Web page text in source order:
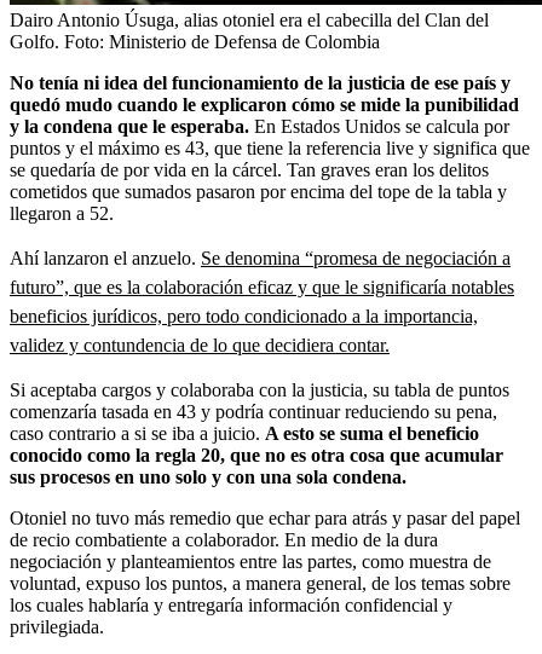
Dairo Antonio Úsuga, alias otoniel era el cabecilla del Clan del
Golfo. Foto: Ministerio de Defensa de Colombia
No tenía ni idea del funcionamiento de la justicia de ese país y
quedó mudo cuando le explicaron cómo se mide la punibilidad
y la condena que le esperaba. En Estados Unidos se calcula por
puntos y el máximo es 43, que tiene la referencia live y significa que
se quedaría de por vida en la cárcel. Tan graves eran los delitos
cometidos que sumados pasaron por encima del tope de la tabla y
llegaron a 52.
Ahí lanzaron el anzuelo. Se denomina “promesa de negociación a
futuro”, que es la colaboración eficaz y que le significaría notables
beneficios jurídicos, pero todo condicionado a la importancia,
validez y contundencia de lo que decidiera contar.
Si aceptaba cargos y colaboraba con la justicia, su tabla de puntos
comenzaría tasada en 43 y podría continuar reduciendo su pena,
caso contrario a si se iba a juicio. A esto se suma el beneficio
conocido como la regla 20, que no es otra cosa que acumular
sus procesos en uno solo y con una sola condena.
Otoniel no tuvo más remedio que echar para atrás y pasar del papel
de recio combatiente a colaborador. En medio de la dura
negociación y planteamientos entre las partes, como muestra de
voluntad, expuso los puntos, a manera general, de los temas sobre
los cuales hablaría y entregaría información confidencial y
privilegiada.